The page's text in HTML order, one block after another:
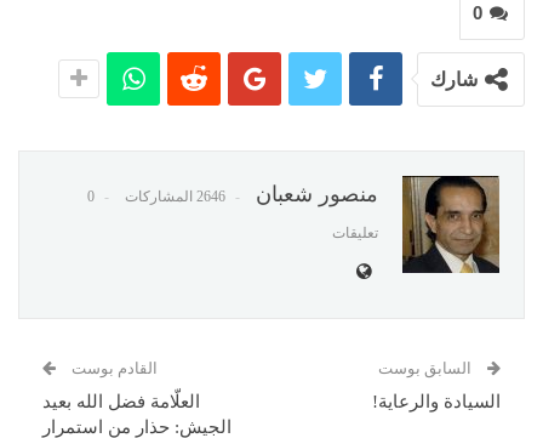
0
شارك
منصور شعبان 2646 المشاركات 0
تعليقات
السابق بوست
السيادة والرعاية!
القادم بوست
العلّامة فضل الله بعيد
الجيش: حذار من استمرار